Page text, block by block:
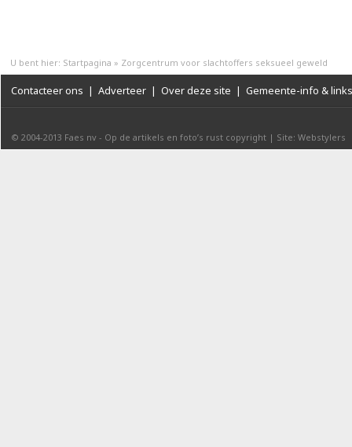
U bent hier: Startpagina » Zorgcentrum voor slachtoffers seksueel geweld
Contacteer ons | Adverteer | Over deze site | Gemeente-info & links
© 2004-2013 Faes nv - Op de artikels en foto’s rust copyright | Site: Webstylers